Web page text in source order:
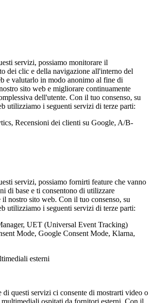
servizi, possiamo monitorare il
dei clic e della navigazione all'interno del
e valutarlo in modo anonimo al fine di
sito web e migliorare continuamente
dell'utente. Con il tuo consenso, su
utilizziamo i seguenti servizi di terze parti:
Recensioni dei clienti su Google, A/B-
servizi, possiamo fornirti feature che vanno
di base e ti consentono di utilizzare
il nostro sito web. Con il tuo consenso, su
utilizziamo i seguenti servizi di terze parti:
UET (Universal Event Tracking)
Mode, Google Consent Mode, Klarna,
esterni
di questi servizi ci consente di mostrarti video o
ospitati da fornitori esterni. Con il